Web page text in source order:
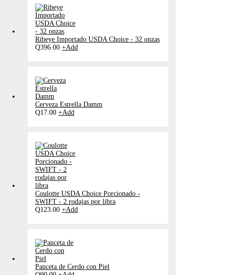
Ribeye Importado USDA Choice - 32 onzas
Q396.00 +Add
Cerveza Estrella Damm
Q17.00 +Add
Coulotte USDA Choice Porcionado -
SWIFT - 2 rodajas por libra
Q123.00 +Add
Panceta de Cerdo con Piel